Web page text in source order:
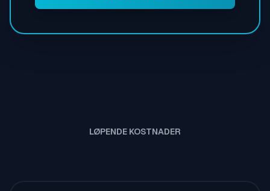
LØPENDE KOSTNADER